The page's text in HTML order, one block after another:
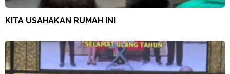
KITA USAHAKAN RUMAH INI